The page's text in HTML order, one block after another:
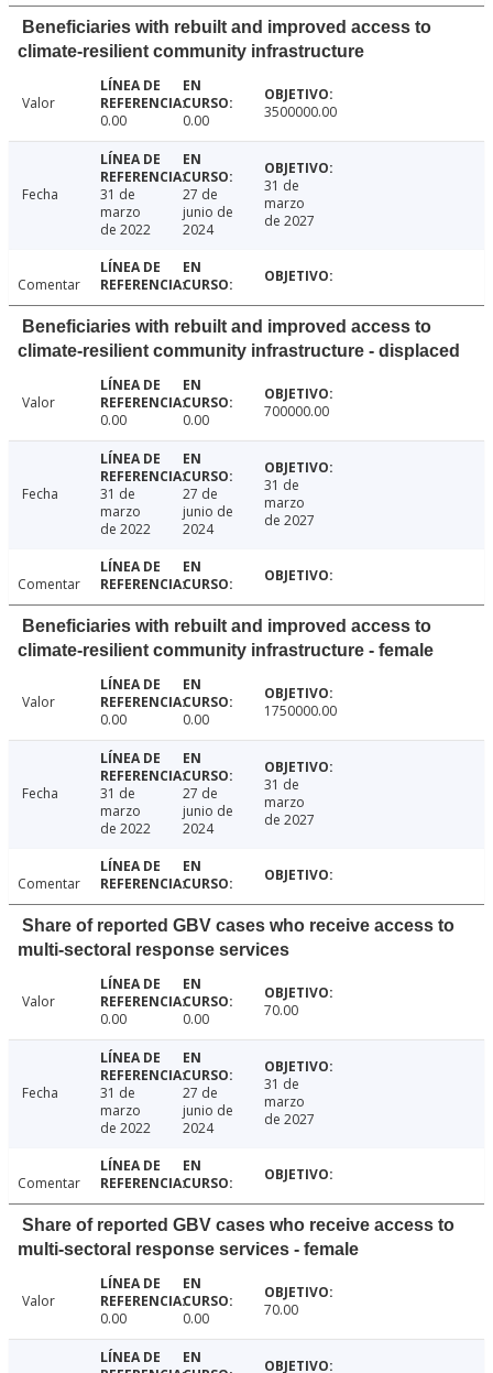
Beneficiaries with rebuilt and improved access to
climate-resilient community infrastructure
Valor
0.00
0.00 3500000.00
Fecha
31 de
marzo
de 2022
27 de
junio de
2024
31 de
marzo
de 2027
Comentar
Beneficiaries with rebuilt and improved access to
climate-resilient community infrastructure - displaced
Valor
0.00
0.00 700000.00
Fecha
31 de
marzo
de 2022
27 de
junio de
2024
31 de
marzo
de 2027
Comentar
Beneficiaries with rebuilt and improved access to
climate-resilient community infrastructure - female
Valor
0.00
0.00 1750000.00
Fecha
31 de
marzo
de 2022
27 de
junio de
2024
31 de
marzo
de 2027
Comentar
Share of reported GBV cases who receive access to
multi-sectoral response services
Valor
0.00
0.00 70.00
Fecha
31 de
marzo
de 2022
27 de
junio de
2024
31 de
marzo
de 2027
Comentar
Share of reported GBV cases who receive access to
multi-sectoral response services - female
Valor
0.00
0.00 70.00